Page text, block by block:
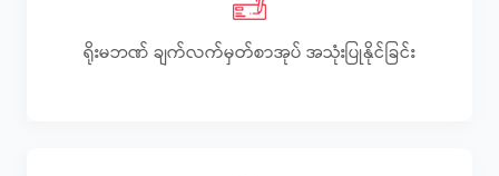
ရိုးမဘဏ် ချက်လက်မှတ်စာအုပ် အသုံးပြုနိုင်ခြင်း